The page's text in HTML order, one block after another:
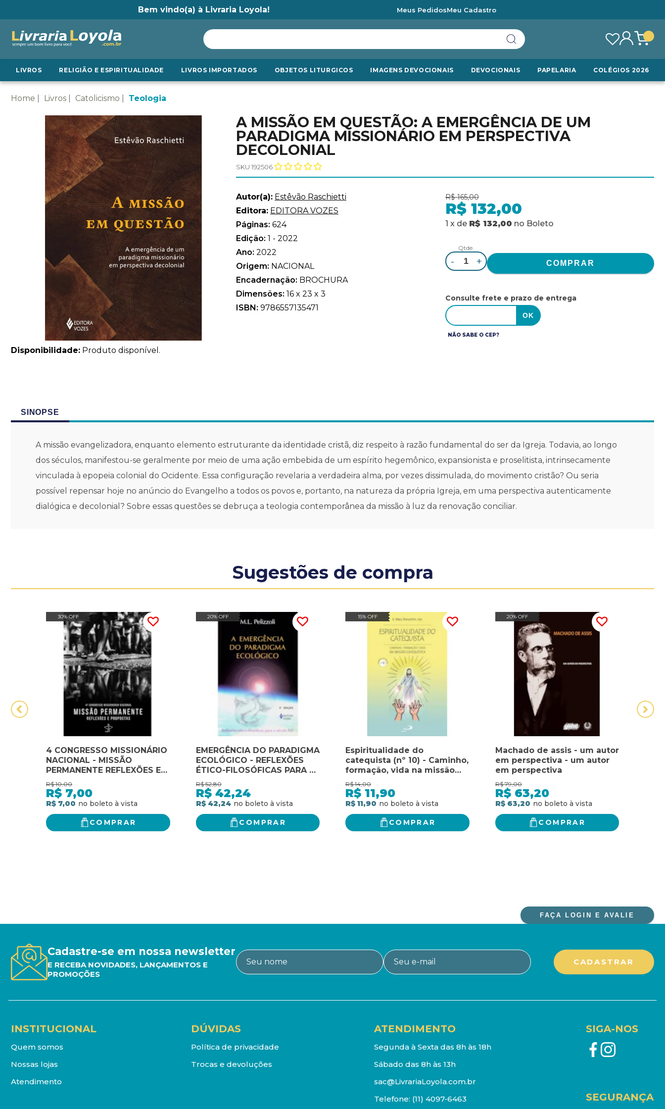
Bem vindo(a) à Livraria Loyola! Meus PedidosMeu Cadastro
LIVROS RELIGIÃO E ESPIRITUALIDADE LIVROS IMPORTADOS OBJETOS LITURGICOS IMAGENS DEVOCIONAIS DEVOCIONAIS PAPELARIA COLÉGIOS 2026
Home Livros Catolicismo Teologia
Disponibilidade: Produto disponível.
A MISSÃO EM QUESTÃO: A EMERGÊNCIA DE UM
PARADIGMA MISSIONÁRIO EM PERSPECTIVA
DECOLONIAL
SKU 192506
Autor(a): Estêvão Raschietti
Editora: EDITORA VOZES
Páginas: 624
Edição: 1 - 2022
Ano: 2022
Origem: NACIONAL
Encadernação: BROCHURA
Dimensões: 16 x 23 x 3
ISBN: 9786557135471
R$ 165,00
R$ 132,00
1 x de R$ 132,00 no Boleto
Qtde.
- +
Consulte frete e prazo de entrega
NÃO SABE O CEP?
SINOPSE
A missão evangelizadora, enquanto elemento estruturante da identidade cristã, diz respeito à razão fundamental do ser da Igreja. Todavia, ao longo
dos séculos, manifestou-se geralmente por meio de uma ação embebida de um espírito hegemônico, expansionista e proselitista, intrinsecamente
vinculada à epopeia colonial do Ocidente. Essa configuração revelaria a verdadeira alma, por vezes dissimulada, do movimento cristão? Ou seria
possível repensar hoje no anúncio do Evangelho a todos os povos e, portanto, na natureza da própria Igreja, em uma perspectiva autenticamente
dialógica e decolonial? Sobre essas questões se debruça a teologia contemporânea da missão à luz da renovação conciliar.
Sugestões de compra
30% OFF
4 CONGRESSO MISSIONÁRIO
NACIONAL - MISSÃO
PERMANENTE REFLEXÕES E
RESPOSTAS
R$ 10,00
R$ 7,00
R$ 7,00
COMPRAR
20% OFF
EMERGÊNCIA DO PARADIGMA
ECOLÓGICO - REFLEXÕES
ÉTICO-FILOSÓFICAS PARA O
SÉCULO XXI
R$ 52,80
R$ 42,24
R$ 42,24
COMPRAR
15% OFF
Espiritualidade do
catequista (nº 10) - Caminho,
formação, vida na missão
catequética: caminho,
formação, vida na missão
catequética
R$ 14,00
R$ 11,90
R$ 11,90
COMPRAR
20% OFF
Machado de assis - um autor
em perspectiva - um autor
em perspectiva
R$ 79,00
R$ 63,20
R$ 63,20
COMPRAR
FAÇA LOGIN E AVALIE
Cadastre-se em nossa newsletter
E RECEBA NOVIDADES, LANÇAMENTOS E
PROMOÇÕES
INSTITUCIONAL
Quem somos
Nossas lojas
Atendimento
DÚVIDAS
Política de privacidade
Trocas e devoluções
ATENDIMENTO
Segunda à Sexta das 8h às 18h
Sábado das 8h às 13h
sac@LivrariaLoyola.com.br
Telefone: (11) 4097-6463
SIGA-NOS
SEGURANÇA